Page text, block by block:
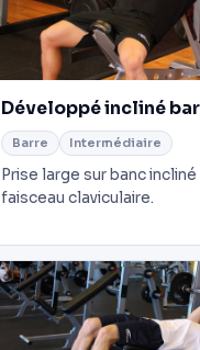
Développé incliné
Barre Intermédiaire
Prise large sur banc
faisceau claviculaire.